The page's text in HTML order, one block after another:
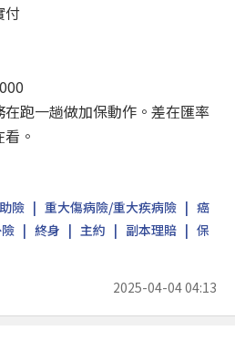
付
跑一趟做加保動作。差在匯率
。
險 重大傷病險/重大疾病險
癌
終身 主約 副本理賠
保
2025-04-04 04:13